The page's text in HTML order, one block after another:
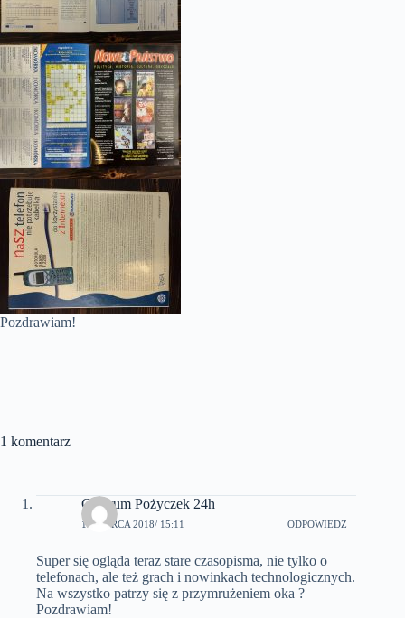
Pozdrawiam!
1 komentarz
Centrum Pożyczek 24h
13 MARCA 2018/ 15:11 ODPOWIEDZ
Super się ogląda teraz stare czasopisma, nie tylko o
telefonach, ale też grach i nowinkach technologicznych.
Na wszystko patrzy się z przymrużeniem oka ?
Pozdrawiam!